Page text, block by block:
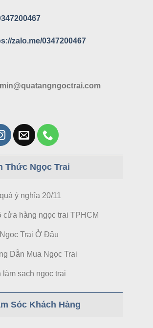
zalo.me/0347200467
Thức Ngọc Trai
ý nghĩa 20/11
cửa hàng ngọc trai TPHCM
Trai Ở Đâu
Dẫn Mua Ngọc Trai
làm sạch ngọc trai
Sóc Khách Hàng